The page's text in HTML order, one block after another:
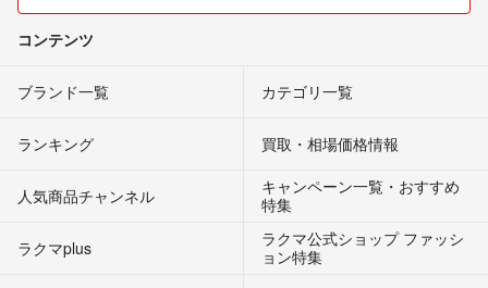
コンテンツ
ブランド一覧 カテゴリ一覧
ランキング 買取・相場価格情報
人気商品チャンネル
キャンペーン一覧・おすすめ
特集
ラクマplus
ラクマ公式ショップ ファッシ
ョン特集